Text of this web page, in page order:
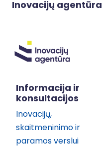
Inovacijų agentūra
Informacija ir
konsultacijos
Inovacijų,
skaitmeninimo ir
paramos verslui